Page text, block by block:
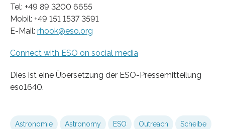
Tel: +49 89 3200 6655
Mobil: +49 151 1537 3591
E-Mail: rhook@eso.org
Connect with ESO on social media
Dies ist eine Übersetzung der ESO-Pressemitteilung
eso1640.
Astronomie Astronomy ESO Outreach Scheibe